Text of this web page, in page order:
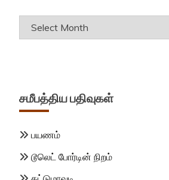
Archives
சமீபத்திய பதிவுகள்
பயணம்
டூலெட் போர்டின் நிறம்